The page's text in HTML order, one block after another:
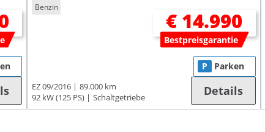
Benzin
€ 14.990
Bestpreisgarantie
EZ 09/2016
89.000 km
92 kW (125 PS)
Schaltgetriebe
P Parken
Details